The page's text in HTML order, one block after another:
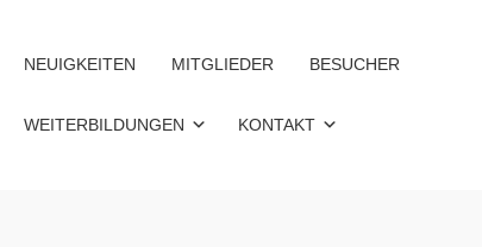
NEUIGKEITEN MITGLIEDER BESUCHER
WEITERBILDUNGEN KONTAKT